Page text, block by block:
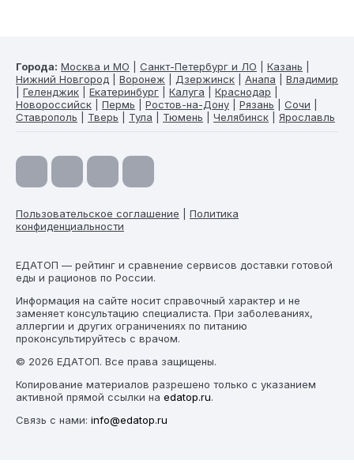
Города: Москва и МО Санкт-Петербург и ЛО Казань
Нижний Новгород
Воронеж Дзержинск Анапа
Владимир
Геленджик Екатеринбург Калуга Краснодар
Новороссийск
Пермь Ростов-на-Дону Рязань Сочи
Ставрополь
Тверь Тула Тюмень Челябинск Ярославль
Пользовательское соглашение
Политика
конфиденциальности
ЕДАТОП — рейтинг и сравнение сервисов доставки готовой
еды и рационов по России.
Информация на сайте носит справочный характер и не
заменяет консультацию специалиста. При заболеваниях,
аллергии и других ограничениях по питанию
проконсультируйтесь с врачом.
© 2026 ЕДАТОП. Все права защищены.
Копирование материалов разрешено только с указанием
активной прямой ссылки на edatop.ru.
Связь с нами: info@edatop.ru